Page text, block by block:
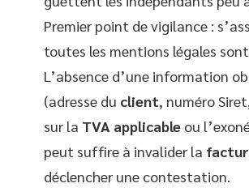
Premier point de vigilance :
toutes les mentions légales
L’absence d’une information
(adresse du client, numéro
sur la TVA applicable ou
peut suffire à invalider la
déclencher une contestation.